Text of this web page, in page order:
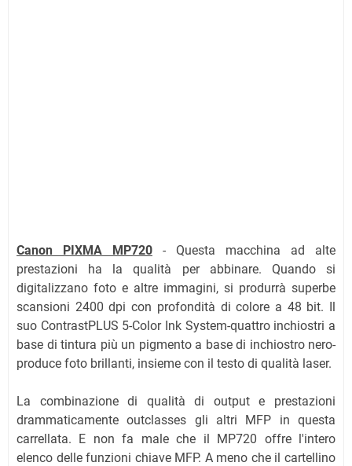
Canon PIXMA MP720 - Questa macchina ad alte
prestazioni ha la qualità per abbinare. Quando si
digitalizzano foto e altre immagini, si produrrà superbe
scansioni 2400 dpi con profondità di colore a 48 bit. Il
suo ContrastPLUS 5-Color Ink System-quattro inchiostri a
base di tintura più un pigmento a base di inchiostro nero-
produce foto brillanti, insieme con il testo di qualità laser.
La combinazione di qualità di output e prestazioni
drammaticamente outclasses gli altri MFP in questa
carrellata. E non fa male che il MP720 offre l'intero
elenco delle funzioni chiave MFP. A meno che il cartellino